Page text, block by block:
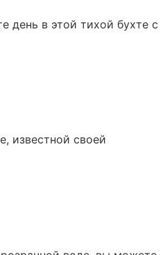
день в этой тихой бухте с
известной своей